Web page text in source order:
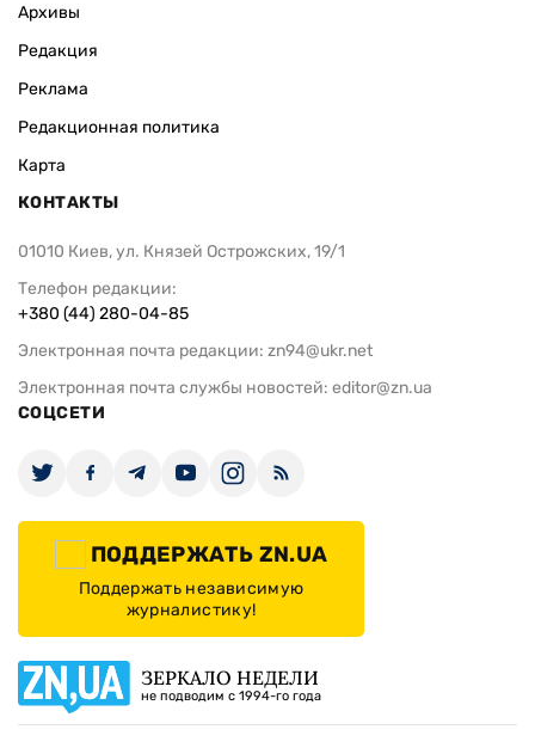
Архивы
Редакция
Реклама
Редакционная политика
Карта
КОНТАКТЫ
01010 Киев, ул. Князей Острожских, 19/1
Телефон редакции:
+380 (44) 280-04-85
Электронная почта редакции: zn94@ukr.net
Электронная почта службы новостей: editor@zn.ua
СОЦСЕТИ
ПОДДЕРЖАТЬ ZN.UA
Поддержать независимую
журналистику!
ЗЕРКАЛО НЕДЕЛИ
не подводим с 1994-го года